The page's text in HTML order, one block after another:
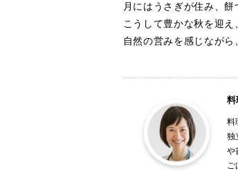
月にはうさぎが住み、
こうして豊かな秋を迎
自然の営みを感じなが
料
料
独
や
ご